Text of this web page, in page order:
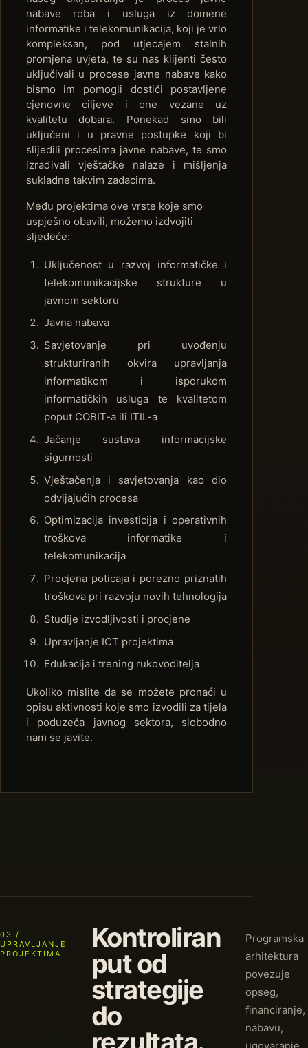
nabave roba i usluga iz domene
informatike i telekomunikacija, koji je vrlo
kompleksan, pod utjecajem stalnih
promjena uvjeta, te su nas klijenti često
uključivali u procese javne nabave kako
bismo im pomogli dostići postavljene
cjenovne ciljeve i one vezane uz
kvalitetu dobara. Ponekad smo bili
uključeni i u pravne postupke koji bi
slijedili procesima javne nabave, te smo
izrađivali vještačke nalaze i mišljenja
sukladne takvim zadacima.
Među projektima ove vrste koje smo
uspješno obavili, možemo izdvojiti
sljedeće:
Uključenost u razvoj informatičke i
telekomunikacijske strukture u
javnom sektoru
Javna nabava
Savjetovanje pri uvođenju
strukturiranih okvira upravljanja
informatikom i isporukom
informatičkih usluga te kvalitetom
poput COBIT-a ili ITIL-a
Jačanje sustava informacijske
sigurnosti
Vještačenja i savjetovanja kao dio
odvijajućih procesa
Optimizacija investicija i operativnih
troškova informatike i
telekomunikacija
Procjena poticaja i porezno priznatih
troškova pri razvoju novih tehnologija
Studije izvodljivosti i procjene
Upravljanje ICT projektima
Edukacija i trening rukovoditelja
Ukoliko mislite da se možete pronaći u
opisu aktivnosti koje smo izvodili za tijela
i poduzeća javnog sektora, slobodno
nam se javite.
03 /
UPRAVLJANJE
PROJEKTIMA
Kontroliran
put od
strategije
do
Programska
arhitektura
povezuje
opseg,
financiranje,
nabavu,